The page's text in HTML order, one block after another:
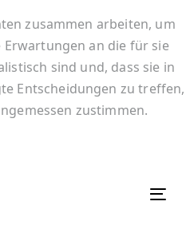
zusammen arbeiten, um
an die für sie
sind und, dass sie in
Entscheidungen zu treffen,
zustimmen.